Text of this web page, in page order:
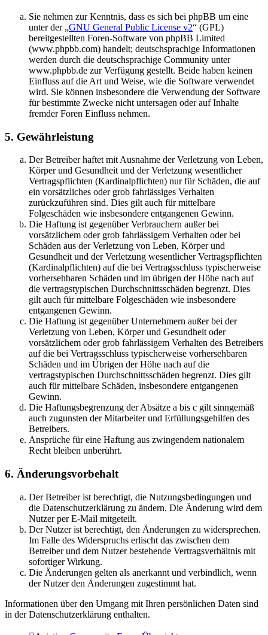
Sie nehmen zur Kenntnis, dass es sich bei phpBB um eine
unter der „GNU General Public License v2“ (GPL)
bereitgestellten Foren-Software von phpBB Limited
(www.phpbb.com) handelt; deutschsprachige Informationen
werden durch die deutschsprachige Community unter
www.phpbb.de zur Verfügung gestellt. Beide haben keinen
Einfluss auf die Art und Weise, wie die Software verwendet
wird. Sie können insbesondere die Verwendung der Software
für bestimmte Zwecke nicht untersagen oder auf Inhalte
fremder Foren Einfluss nehmen.
5. Gewährleistung
Der Betreiber haftet mit Ausnahme der Verletzung von Leben,
Körper und Gesundheit und der Verletzung wesentlicher
Vertragspflichten (Kardinalpflichten) nur für Schäden, die auf
ein vorsätzliches oder grob fahrlässiges Verhalten
zurückzuführen sind. Dies gilt auch für mittelbare
Folgeschäden wie insbesondere entgangenen Gewinn.
Die Haftung ist gegenüber Verbrauchern außer bei
vorsätzlichem oder grob fahrlässigem Verhalten oder bei
Schäden aus der Verletzung von Leben, Körper und
Gesundheit und der Verletzung wesentlicher Vertragspflichten
(Kardinalpflichten) auf die bei Vertragsschluss typischerweise
vorhersehbaren Schäden und im übrigen der Höhe nach auf
die vertragstypischen Durchschnittsschäden begrenzt. Dies
gilt auch für mittelbare Folgeschäden wie insbesondere
entgangenen Gewinn.
Die Haftung ist gegenüber Unternehmern außer bei der
Verletzung von Leben, Körper und Gesundheit oder
vorsätzlichem oder grob fahrlässigem Verhalten des Betreibers
auf die bei Vertragsschluss typischerweise vorhersehbaren
Schäden und im Übrigen der Höhe nach auf die
vertragstypischen Durchschnittsschäden begrenzt. Dies gilt
auch für mittelbare Schäden, insbesondere entgangenen
Gewinn.
Die Haftungsbegrenzung der Absätze a bis c gilt sinngemäß
auch zugunsten der Mitarbeiter und Erfüllungsgehilfen des
Betreibers.
Ansprüche für eine Haftung aus zwingendem nationalem
Recht bleiben unberührt.
6. Änderungsvorbehalt
Der Betreiber ist berechtigt, die Nutzungsbedingungen und
die Datenschutzerklärung zu ändern. Die Änderung wird dem
Nutzer per E-Mail mitgeteilt.
Der Nutzer ist berechtigt, den Änderungen zu widersprechen.
Im Falle des Widerspruchs erlischt das zwischen dem
Betreiber und dem Nutzer bestehende Vertragsverhältnis mit
sofortiger Wirkung.
Die Änderungen gelten als anerkannt und verbindlich, wenn
der Nutzer den Änderungen zugestimmt hat.
Informationen über den Umgang mit Ihren persönlichen Daten sind
in der Datenschutzerklärung enthalten.